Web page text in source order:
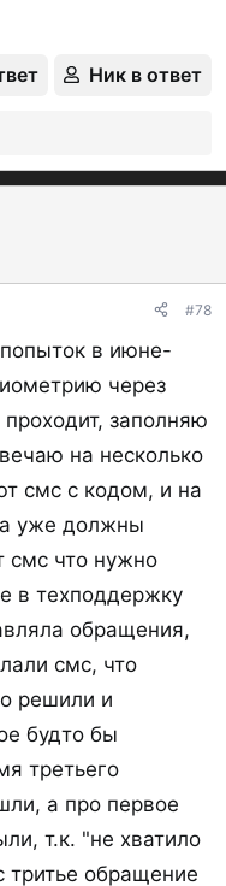
Ник в ответ
#78
попыток в июне-
через
заполняю
на несколько
смс с кодом, и на
уже должны
смс что нужно
в техподдержку
обращения,
смс, что
решили и
будто бы
третьего
а про первое
т.к. "не хватило
обращение